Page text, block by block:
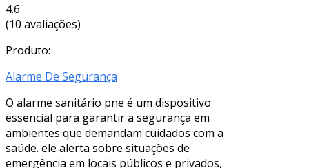
4.6
(10 avaliações)
Produto:
Alarme De Segurança
O alarme sanitário pne é um dispositivo
essencial para garantir a segurança em
ambientes que demandam cuidados com a
saúde. ele alerta sobre situações de
emergência em locais públicos e privados,